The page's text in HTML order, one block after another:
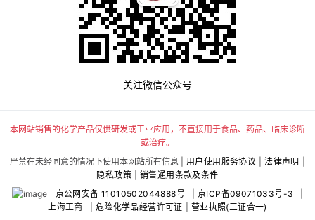
关注微信公众号
本网站销售的化学产品仅供研发或工业应用，不直接用于食品、药品、临床诊断
或治疗。
严禁在未经同意的情况下使用本网站所有信息 |
用户使用服务协议 法律声明
隐私政策
销售通用条款及条件
京公网安备 11010502044888号
京ICP备09071033号-3
上海工商
危险化学品经营许可证 营业执照(三证合一)